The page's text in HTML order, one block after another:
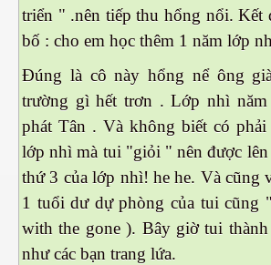
triển " .nên tiếp thu hổng nổi. Kết
bố : cho em học thêm 1 năm lớp
Đúng là cô này hổng nể ông
trường gì hết trơn .Lớp nhì
phát Tân . Và không biết có
lớp nhì mà tui "giỏi " nên được
thứ 3 của lớp nhì! he he. Và cũng
1 tuổi dư dự phòng của tui cũng
with the gone ). Bây giờ tui
như các bạn trang lứa.
giới